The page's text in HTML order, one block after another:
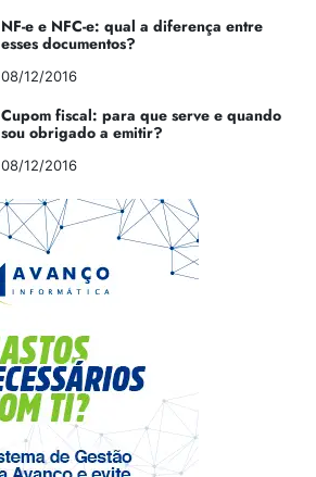
NF-e e NFC-e: qual a diferença entre
esses documentos?
08/12/2016
Cupom fiscal: para que serve e quando
sou obrigado a emitir?
08/12/2016